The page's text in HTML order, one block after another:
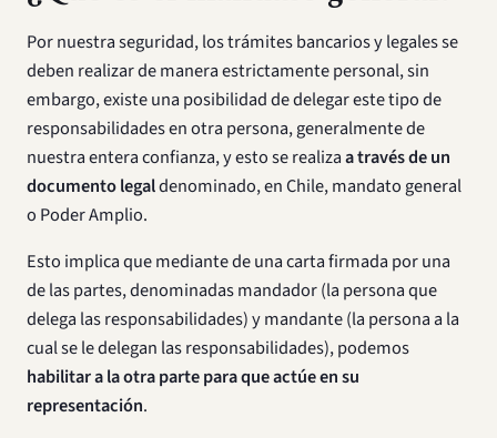
Por nuestra seguridad, los trámites bancarios y legales se
deben realizar de manera estrictamente personal, sin
embargo, existe una posibilidad de delegar este tipo de
responsabilidades en otra persona, generalmente de
nuestra entera confianza, y esto se realizaa través de un
documento legaldenominado, en Chile, mandato general
o Poder Amplio.
Esto implica que mediante de una carta firmada por una
de las partes, denominadas mandador (la persona que
delega las responsabilidades) y mandante (la persona a la
cual se le delegan las responsabilidades), podemos
habilitar a la otra parte para que actúe en su
representación.